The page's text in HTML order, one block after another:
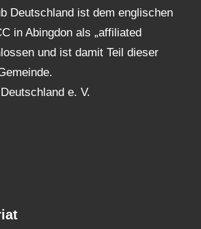
Deutschland ist dem englischen
in Abingdon als „affiliated
und ist damit Teil dieser
e. V.